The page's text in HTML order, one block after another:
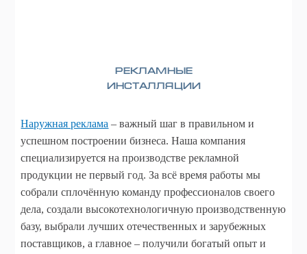
Рекламные
инсталляции
Наружная реклама – важный шаг в правильном и
успешном построении бизнеса. Наша компания
специализируется на производстве рекламной
продукции не первый год. За всё время работы мы
собрали сплочённую команду профессионалов своего
дела, создали высокотехнологичную производственную
базу, выбрали лучших отечественных и зарубежных
поставщиков, а главное – получили богатый опыт и